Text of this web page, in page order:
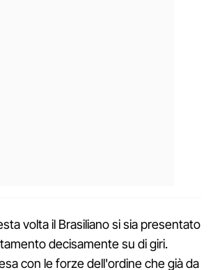
volta il Brasiliano si sia presentato
decisamente su di giri.
con le forze dell'ordine che già da